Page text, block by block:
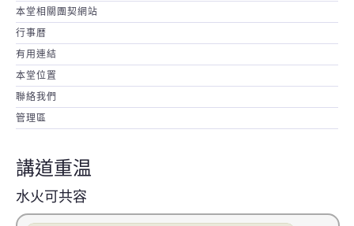
本堂相關團契網站
行事暦
有用連結
本堂位置
聯絡我們
管理區
講道重温
水火可共容